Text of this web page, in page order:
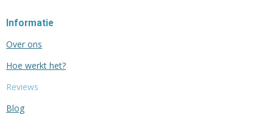
Informatie
Over ons
Hoe werkt het?
Reviews
Blog